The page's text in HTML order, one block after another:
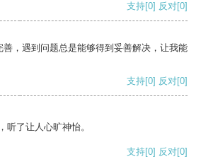
支持[0] 反对[0]
，遇到问题总是能够得到妥善解决，让我能
支持[0] 反对[0]
听了让人心旷神怡。
支持[0] 反对[0]